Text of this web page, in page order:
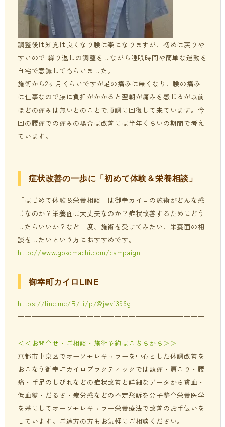
調整後は知覚は良くなり腰は楽になりますが、初めは戻りや
すいので 繰り返しの調整をしながら睡眠時間や簡単な運動を
自宅で意識してもらいました。
施術から2ヶ月くらいですが足の痛みは無くなり、腰の痛み
は仕事なので腰に負担がかかると翌朝が痛みを感じるが以前
ほどの痛みは無いとのことで順調に回復して来ています。今
回の腰痛での痛みの場合は改善には半年くらいの期間で考え
ています。
症状改善の一歩に「初めて体験＆栄養相談」
「はじめて体験＆栄養相談」は御幸カイロの施術がどんな感
じなのか？栄養面は大丈夫なのか？症状改善するためにどう
したらいいか？など一度、施術を受けてみたい、栄養面の相
談をしたいという方におすすめです。
http://www.gokomachi.com/campaign
御幸町カイロLINE
https://line.me/R/ti/p/@jwv1396g
———————————————————————————
———
＜＜お問合せ・ご相談・施術予約はこちらから＞＞
京都市中京区でオーソモレキュラーを中心とした体調改善を
おこなう御幸町カイロプラクティックでは頭痛・肩こり・腰
痛・手足のしびれなどの症状改善と詳細なデータから貧血・
低血糖・だるさ・疲労感などの不定愁訴を分子整合栄養医学
を基にしてオーソモレキュラー栄養療法で改善のお手伝いを
しています。ご遠方の方もお気軽にご相談ください。